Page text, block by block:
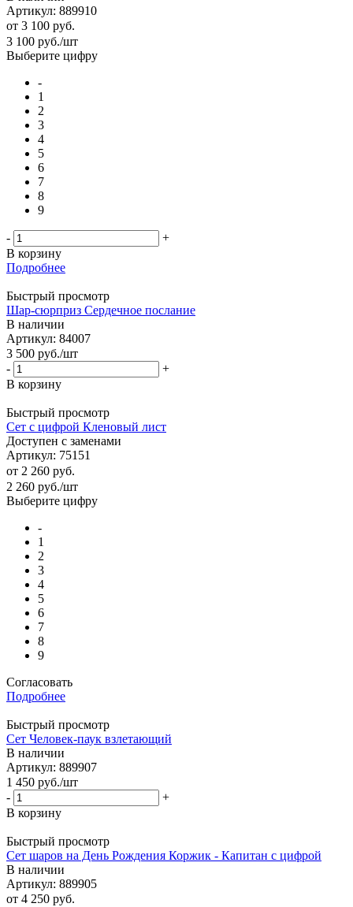
Артикул: 889910
от 3 100 руб.
3 100 руб./шт
Выберите цифру
-
1
2
3
4
5
6
7
8
9
-
+
В корзину
Подробнее
Быстрый просмотр
Шар-сюрприз Сердечное послание
В наличии
Артикул: 84007
3 500 руб./шт
-
+
В корзину
Быстрый просмотр
Сет с цифрой Кленовый лист
Доступен с заменами
Артикул: 75151
от 2 260 руб.
2 260 руб./шт
Выберите цифру
-
1
2
3
4
5
6
7
8
9
Согласовать
Подробнее
Быстрый просмотр
Сет Человек-паук взлетающий
В наличии
Артикул: 889907
1 450 руб./шт
-
+
В корзину
Быстрый просмотр
Сет шаров на День Рождения Коржик - Капитан с цифрой
В наличии
Артикул: 889905
от 4 250 руб.